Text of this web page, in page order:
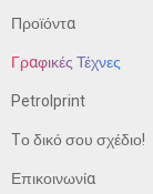
Προϊόντα
Γραφικές Τέχνες
Petrolprint
Tο δικό σου σχέδιο!
Επικοινωνία